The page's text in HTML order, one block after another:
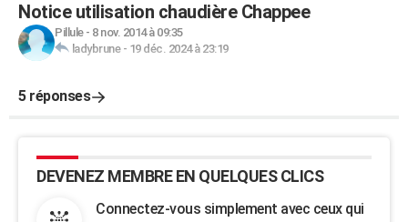
Notice utilisation chaudière Chappee
Pillule- 8 nov. 2014 à 09:35
ladybrune- 19 déc. 2024 à 23:19
5 réponses
DEVENEZ MEMBRE EN QUELQUES CLICS
Connectez-vous simplement avec ceux qui